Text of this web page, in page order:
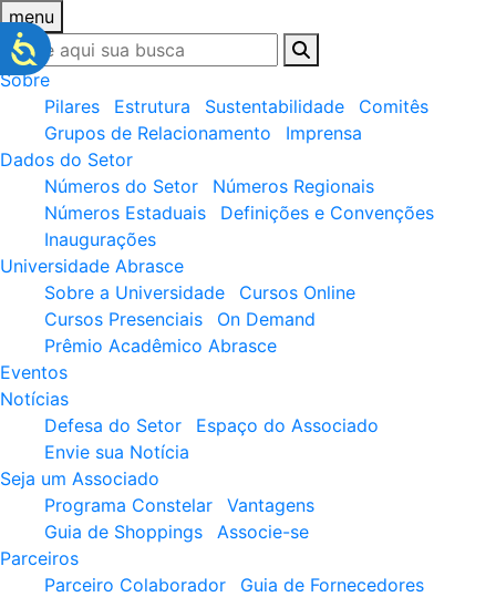
menu
Sobre
Pilares
Estrutura Sustentabilidade
Comitês
Grupos de Relacionamento
Imprensa
Dados do Setor
Números do Setor
Números Regionais
Números Estaduais
Definições e Convenções
Inaugurações
Universidade Abrasce
Sobre a Universidade
Cursos Online
Cursos Presenciais
On Demand
Prêmio Acadêmico Abrasce
Eventos
Notícias
Defesa do Setor
Espaço do Associado
Envie sua Notícia
Seja um Associado
Programa Constelar
Vantagens
Guia de Shoppings
Associe-se
Parceiros
Parceiro Colaborador
Guia de Fornecedores